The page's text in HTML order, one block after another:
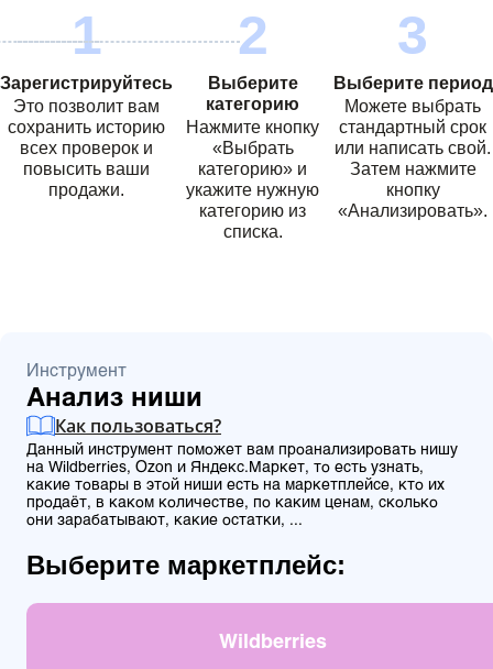
Зарегистрируйтесь
Это позволит вам
сохранить историю
всех проверок и
повысить ваши
продажи.
Выберите
категорию
Нажмите кнопку
«Выбрать
категорию» и
укажите нужную
категорию из
списка.
Выберите период
Можете выбрать
стандартный срок
или написать свой.
Затем нажмите
кнопку
«Анализировать».
Инструмент
Анализ ниши
Как пользоваться?
Данный инструмент поможет вам проанализировать нишу
на Wildberries, Ozon и Яндекс.Маркет, то есть узнать,
какие товары в этой ниши есть на маркетплейсе, кто их
продаёт, в каком количестве, по каким ценам, сколько
они зарабатывают, какие остатки, ...
Выберите маркетплейс:
Wildberries